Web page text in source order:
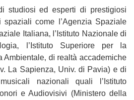
studiosi ed esperti di prestigiosi
come l’Agenzia Spaziale
Italiana, l’Istituto Nazionale di
l’Istituto Superiore per la
Ambientale, di realtà accademiche
La Sapienza, Univ. di Pavia) e di
nazionali quali l’Istituto
e Audiovisivi (Ministero della